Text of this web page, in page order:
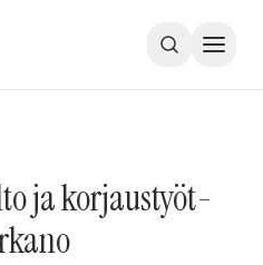
ja korjaustyöt-